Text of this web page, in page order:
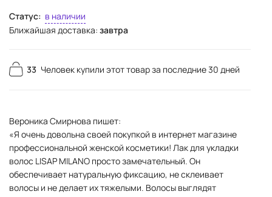
Статус: в наличии
Ближайшая доставка: завтра
33 Человек купили этот товар за последние 30 дней
Вероника Смирнова пишет:
«Я очень довольна своей покупкой в интернет магазине
профессиональной женской косметики! Лак для укладки
волос LISAP MILANO просто замечательный. Он
обеспечивает натуральную фиксацию, не склеивает
волосы и не делает их тяжелыми. Волосы выглядят